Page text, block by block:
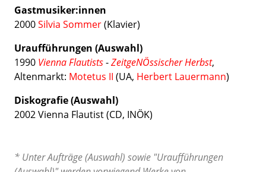
Gastmusiker:innen
2000Silvia Sommer(Klavier)
Uraufführungen (Auswahl)
1990 Vienna Flautists-ZeitgeNÖssischer Herbst,
Altenmarkt: Motetus II (UA, Herbert Lauermann)
Diskografie (Auswahl)
2002 Vienna Flautist (CD, INÖK)
* Unter Aufträge (Auswahl) sowie "Uraufführungen